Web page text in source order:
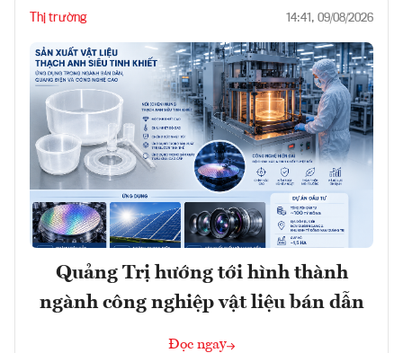
Thị trường 14:41, 09/08/2026
Quảng Trị hướng tới hình thành
ngành công nghiệp vật liệu bán dẫn
Đọc ngay